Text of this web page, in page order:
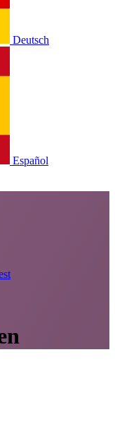
Deutsch
Español